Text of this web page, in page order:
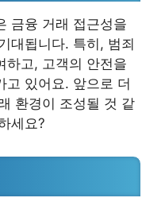
금융 거래 접근성을
대됩니다. 특히, 범죄
하고, 고객의 안전을
고 있어요. 앞으로 더
환경이 조성될 것 같
세요?